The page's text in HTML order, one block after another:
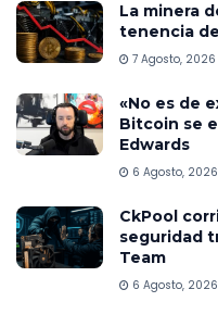
La minera
tenencia
7 Agosto, 2026
«No es de
Bitcoin se
Edwards
6 Agosto, 2026
CkPool
seguridad
Team
6 Agosto, 2026